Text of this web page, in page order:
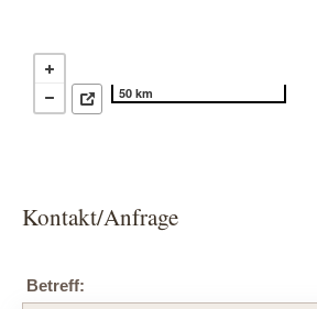
50 km
Kontakt/Anfrage
Betreff: